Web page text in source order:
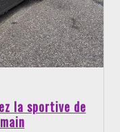
la sportive de